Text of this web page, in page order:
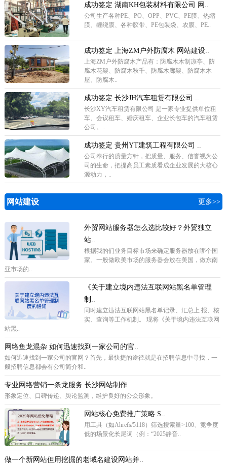
成功签定 湖南KH包装材料有限公司 网..
公司生产各种PE、PO、OPP、PVC、PE膜、热缩
膜、缠绕膜、各种胶带、PE包装袋、农膜、PE..
成功签定 上海ZM户外防腐木 网站建设..
上海ZM户外防腐木产品有：防腐木木制凉亭、防
腐木花架、防腐木秋千、防腐木廊架、防腐木木
屋、防腐木..
成功签定 长沙JH汽车租赁有限公司 ..
长沙XY汽车租赁有限公司 是一家专业提供单位租
车、会议租车、婚庆租车、企业长包车的汽车租赁
公司。..
成功签定 贵州YT建筑工程有限公司 ..
公司奉行的质量方针，把质量、服务、信誉视为公
司的生命，把提高员工素质看成企业发展的大核心
源动力，..
网站建设 更多>>
外贸网站服务器怎么选比较好？外贸独立
站..
根据我的们业务目标市场来确定服务器放在哪个国
家。一般做欧美市场的服务器会放在美国，做东南
亚市场的..
《关于建立境内违法互联网站黑名单管理
制..
同时建立违法互联网站黑名单记录、汇总上 报、核
实、查询等工作机制。 现将《关于境内违法互联网
站黑..
网络鱼龙混杂 如何迅速找到一家公司的官..
如何迅速找到一家公司的官网？首先，最快捷的途径就是在招聘信息中寻找，一
般招聘信息都会有公司简介和..
专业网络营销一条龙服务 长沙网站制作
形象定位、口碑传递、舆论监测，维护良好的公众形象。
网站核心免费推广策略 ‌S..
用工具（如Ahrefs/5118）筛选搜索量>100、竞争度
低的场景化长尾词（例：“2025静音..
做一个新网站但用挖掘的老域名建设网站并..